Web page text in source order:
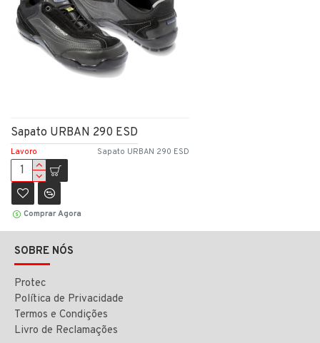
Lavoro Sapato URBAN 290 ESD
Sapato URBAN 290 ESD
Comprar Agora
SOBRE NÓS
Protec
Política de Privacidade
Termos e Condições
Livro de Reclamações